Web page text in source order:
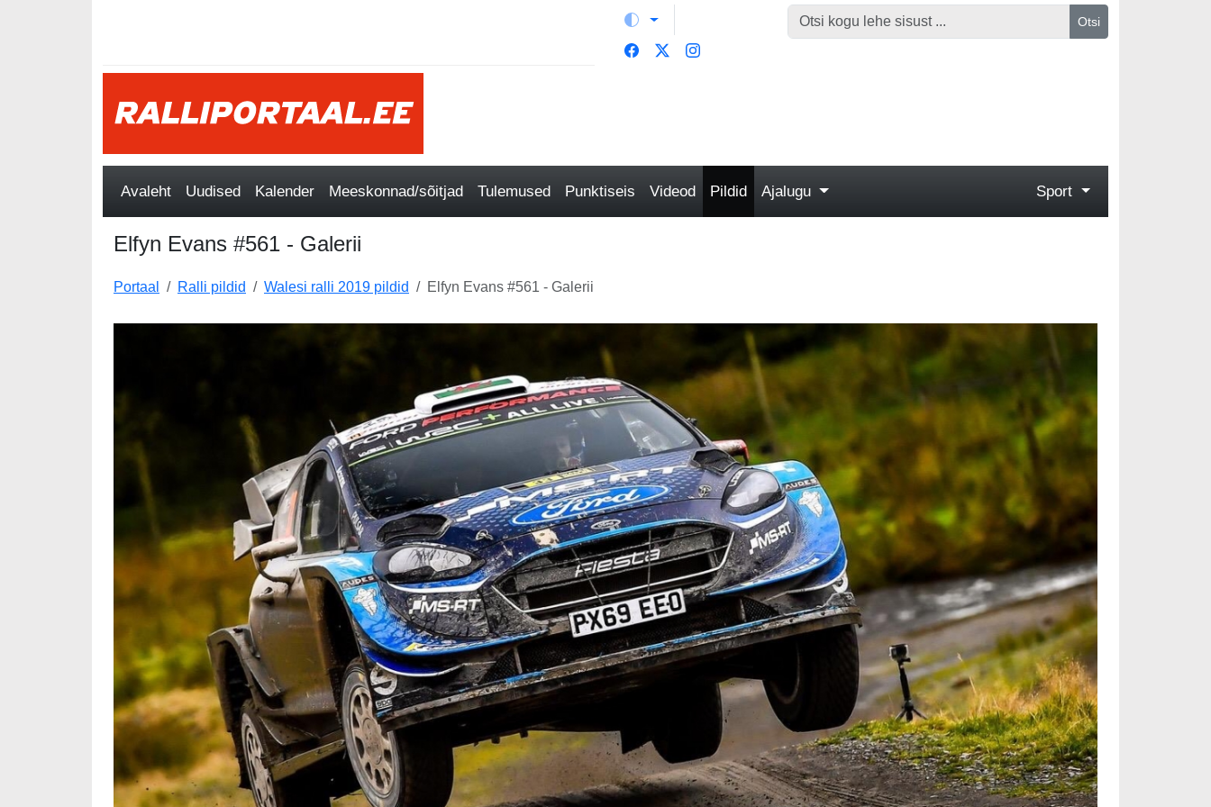
Otsi
Avaleht Uudised Kalender Meeskonnad/sõitjad Tulemused Punktiseis Videod Pildid Ajalugu Sport
Elfyn Evans #561 - Galerii
Portaal Ralli pildid Walesi ralli 2019 pildid Elfyn Evans #561 - Galerii